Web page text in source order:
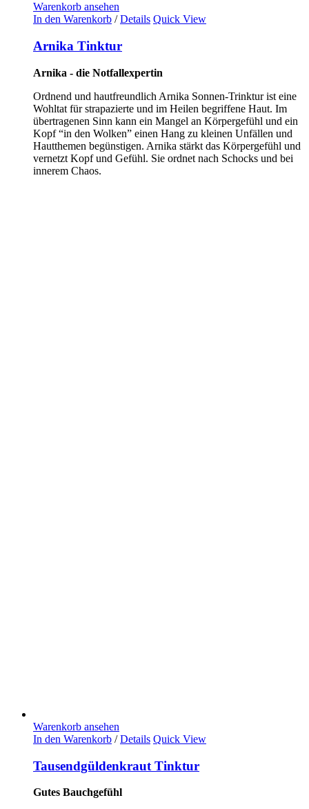
Warenkorb ansehen
In den Warenkorb / Details Quick View
Arnika Tinktur
Arnika - die Notfallexpertin
Ordnend und hautfreundlich Arnika Sonnen-Trinktur ist eine
Wohltat für strapazierte und im Heilen begriffene Haut. Im
übertragenen Sinn kann ein Mangel an Körpergefühl und ein
Kopf “in den Wolken” einen Hang zu kleinen Unfällen und
Hautthemen begünstigen. Arnika stärkt das Körpergefühl und
vernetzt Kopf und Gefühl. Sie ordnet nach Schocks und bei
innerem Chaos.
Warenkorb ansehen
In den Warenkorb / Details Quick View
Tausendgüldenkraut Tinktur
Gutes Bauchgefühl